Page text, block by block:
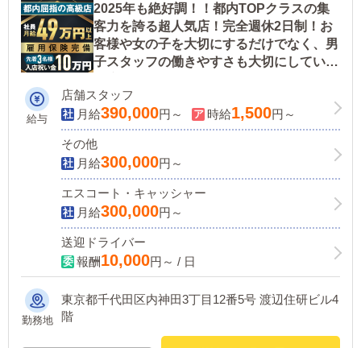
2025年も絶好調！！都内TOPクラスの集
客力を誇る超人気店！完全週休2日制！お
客様や女の子を大切にするだけでなく、男
子スタッフの働きやすさも大切にしている
給与
店舗スタッフ
月給390,000円～ 時給1,500円～
その他
月給300,000円～
エスコート・キャッシャー
月給300,000円～
送迎ドライバー
報酬10,000円～ / 日
勤務地
東京都千代田区内神田3丁目12番5号 渡辺住研ビル4
階